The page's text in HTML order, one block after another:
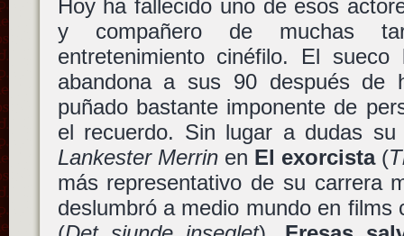
Hoy ha fallecido uno de esos
y compañero de muchas
entretenimiento cinéfilo. El sueco
abandona a sus 90 después de
puñado bastante imponente de
el recuerdo. Sin lugar a dudas su
Lankester Merrinen El exorcista(
más representativo de su carrera
deslumbró a medio mundo en films